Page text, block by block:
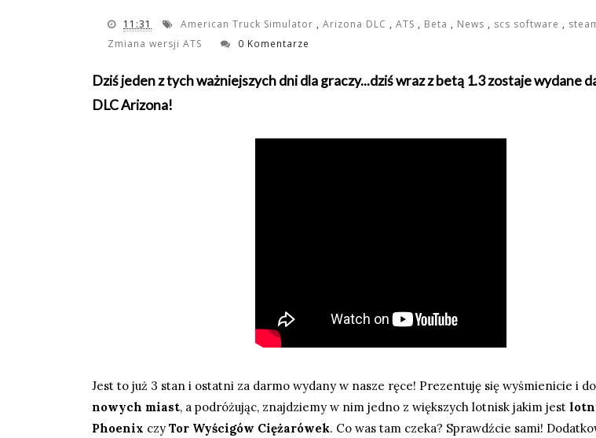
11:31 American Truck Simulator , Arizona DLC , ATS , Beta , News , scs software ,
Zmiana wersji ATS
0 Komentarze
Dziś jeden z tych ważniejszych dni dla graczy...dziś wraz z betą 1.3 zostaje wydane
DLC Arizona!
Jest to już 3 stan i ostatni za darmo wydany w nasze ręce! Prezentuję się wyśmienicie i
nowych miast, a podróżując, znajdziemy w nim jedno z większych lotnisk jakim jest
Phoenix czy Tor Wyścigów Ciężarówek. Co was tam czeka? Sprawdźcie sami!